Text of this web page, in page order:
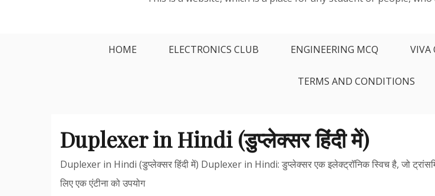
HOME ELECTRONICS CLUB ENGINEERING MCQ VIVA
TERMS AND CONDITIONS
Duplexer in Hindi (डुप्लेक्सर हिंदी में)
Duplexer in Hindi (डुप्लेक्सर हिंदी में) Duplexer in Hindi: डुप्लेक्सर एक इलेक्ट्रॉनिक स्विच है, जो
लिए एक एंटीना को उपयोग